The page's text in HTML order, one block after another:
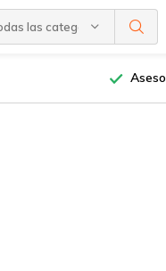
las categorías